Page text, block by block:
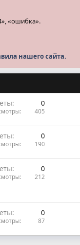
«ошибка».
нашего сайта.
0
405
0
190
0
212
0
87